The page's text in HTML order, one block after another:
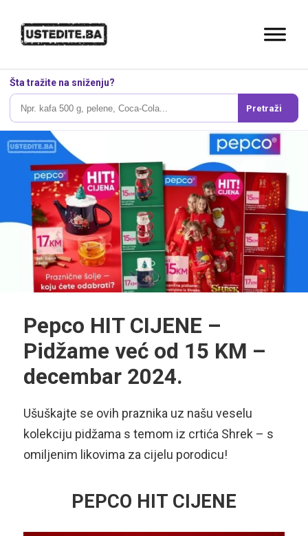
Šta tražite na sniženju?
Pretraži
Pepco HIT CIJENE –
Pidžame već od 15 KM –
decembar 2024.
Ušuškajte se ovih praznika uz našu veselu
kolekciju pidžama s temom iz crtića Shrek – s
omiljenim likovima za cijelu porodicu!
PEPCO HIT CIJENE